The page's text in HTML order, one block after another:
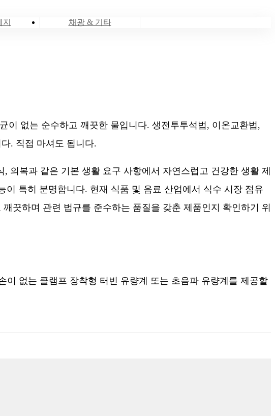
채광 & 기타
이 없는 순수하고 깨끗한 물입니다. 생전투투석법, 이온교환법,
. 직접 마셔도 됩니다.
의복과 같은 기본 생활 요구 사항에서 자연스럽고 건강한 생활 제
특히 분명합니다. 현재 식품 및 음료 산업에서 식수 시장 점유
끗하며 관련 법규를 준수하는 품질을 갖춘 제품인지 확인하기 위
이 없는 클램프 장착형 터빈 유량계 또는 초음파 유량계를 제공할